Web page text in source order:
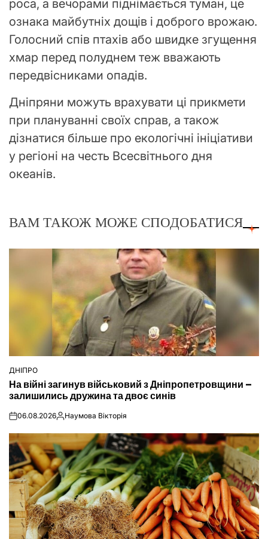
роса, а вечорами піднімається туман, це
ознака майбутніх дощів і доброго врожаю.
Голосний спів птахів або швидке згущення
хмар перед полуднем теж вважають
передвісниками опадів.
Дніпряни можуть врахувати ці прикмети
при плануванні своїх справ, а також
дізнатися більше про екологічні ініціативи
у регіоні на честь Всесвітнього дня
океанів.
ВАМ ТАКОЖ МОЖЕ СПОДОБАТИСЯ
ОПУБЛІКУВАТИ
У
ДНІПРО
На війні загинув військовий з Дніпропетровщини –
залишились дружина та двоє синів
on06.08.2026Опубліковано
Наумова Вікторія